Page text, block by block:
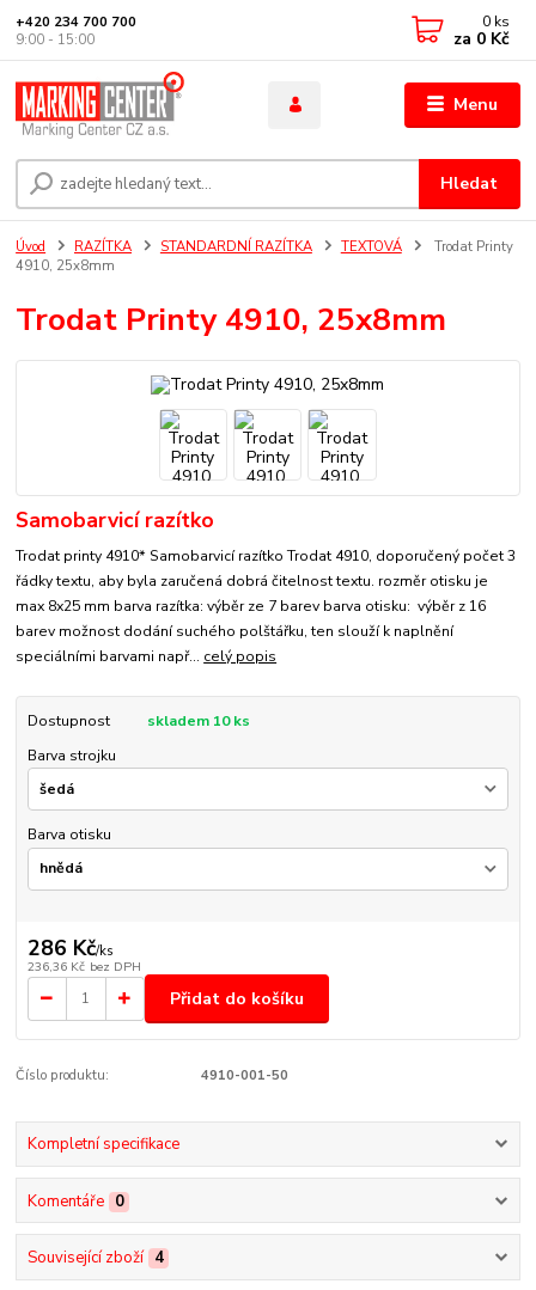
Menu
Hledat
+420 234 700 700
9:00 - 15:00
0 ks
za 0 Kč
Úvod RAZÍTKA STANDARDNÍ RAZÍTKA TEXTOVÁ
Trodat Printy
4910, 25x8mm
Trodat Printy 4910, 25x8mm
Samobarvicí razítko
Trodat printy 4910* Samobarvicí razítko Trodat 4910, doporučený počet 3
řádky textu, aby byla zaručená dobrá čitelnost textu. rozměr otisku je
max 8x25 mm barva razítka: výběr ze 7 barev barva otisku: výběr z 16
barev možnost dodání suchého polštářku, ten slouží k naplnění
speciálními barvami např... celý popis
Dostupnost
skladem 10 ks
Barva strojku
Barva otisku
286 Kč/ks
236,36 Kč bez DPH
Přidat do košíku
Číslo produktu: 4910-001-50
Kompletní specifikace
Komentáře 0
Související zboží 4